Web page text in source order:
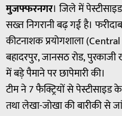
मुजफ्फरनगर। जिले में
सख्त निगरानी बढ़ गई है।
कीटनाशक प्रयोगशाला
बहादरपुर, जानसठ रोड,
में बड़े पैमाने पर छापेमारी की।
टीम ने 7 फैक्ट्रियों से
तथा लेखा-जोखा की बारीकी से